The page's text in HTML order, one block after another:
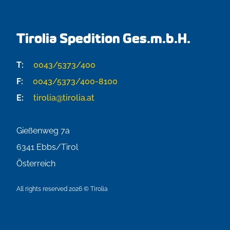
Tirolia Spedition Ges.m.b.H.
T:
0043/5373/400
F:
0043/5373/400-8100
E:
tirolia@tirolia.at
Gießenweg 7a
6341 Ebbs/Tirol
Österreich
All rights reserved 2026 © Tirolia